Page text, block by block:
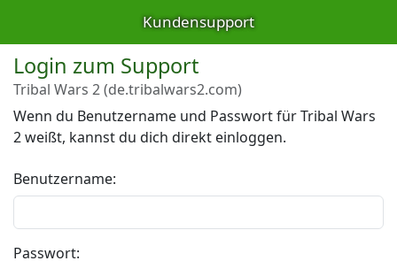
Kundensupport
Login zum Support
Tribal Wars 2 (de.tribalwars2.com)
Wenn du Benutzername und Passwort für Tribal Wars
2 weißt, kannst du dich direkt einloggen.
Benutzername:
Passwort: